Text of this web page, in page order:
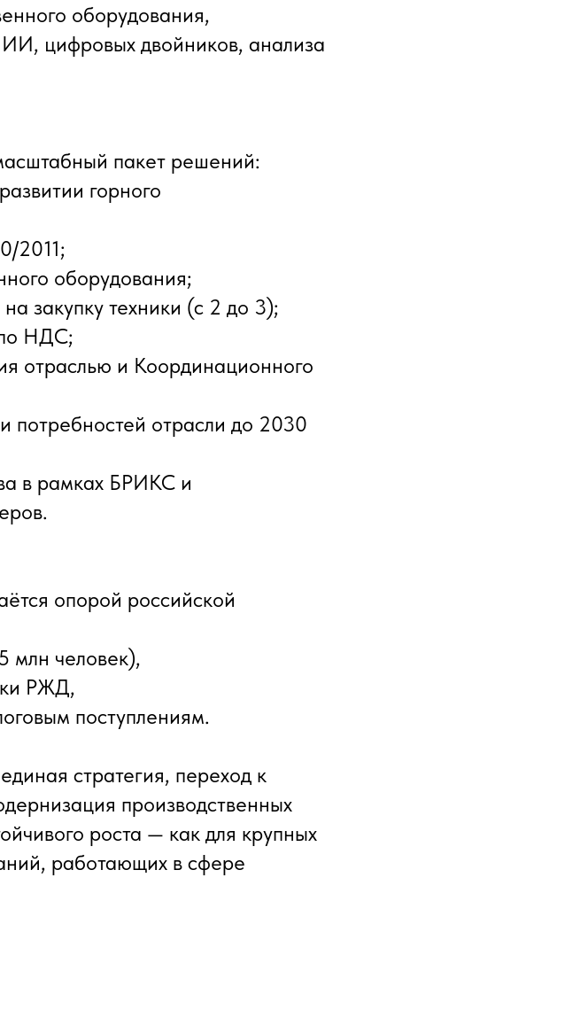
оборудования,
цифровых двойников, анализа
пакет решений:
горного
2011;
оборудования;
закупку техники (с 2 до 3);
по НДС;
отраслью и Координационного
потребностей отрасли до 2030
в рамках БРИКС и
опорой российской
млн человек),
РЖД,
поступлениям.
стратегия, переход к
производственных
роста — как для крупных
работающих в сфере